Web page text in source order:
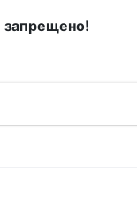
запрещено!